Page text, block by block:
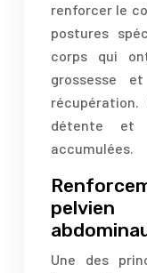
renforcer le
postures
corps qui
grossesse
détente et
accumulées.
Une des